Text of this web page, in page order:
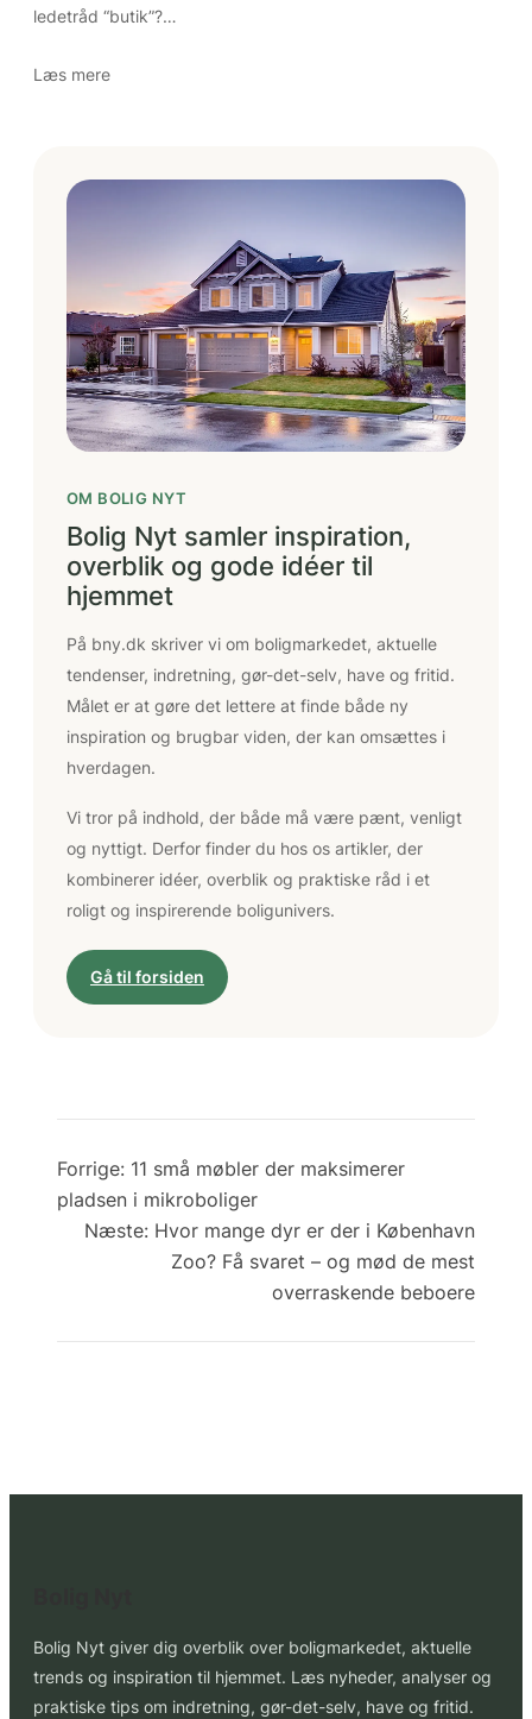
ledetråd “butik”?…
Læs mere
OM BOLIG NYT
Bolig Nyt samler inspiration,
overblik og gode idéer til
hjemmet
På bny.dk skriver vi om boligmarkedet, aktuelle
tendenser, indretning, gør-det-selv, have og fritid.
Målet er at gøre det lettere at finde både ny
inspiration og brugbar viden, der kan omsættes i
hverdagen.
Vi tror på indhold, der både må være pænt, venligt
og nyttigt. Derfor finder du hos os artikler, der
kombinerer idéer, overblik og praktiske råd i et
roligt og inspirerende boligunivers.
Gå til forsiden
Forrige: 11 små møbler der maksimerer
pladsen i mikroboliger
Næste: Hvor mange dyr er der i København
Zoo? Få svaret – og mød de mest
overraskende beboere
Bolig Nyt giver dig overblik over boligmarkedet, aktuelle
trends og inspiration til hjemmet. Læs nyheder, analyser og
praktiske tips om indretning, gør-det-selv, have og fritid.